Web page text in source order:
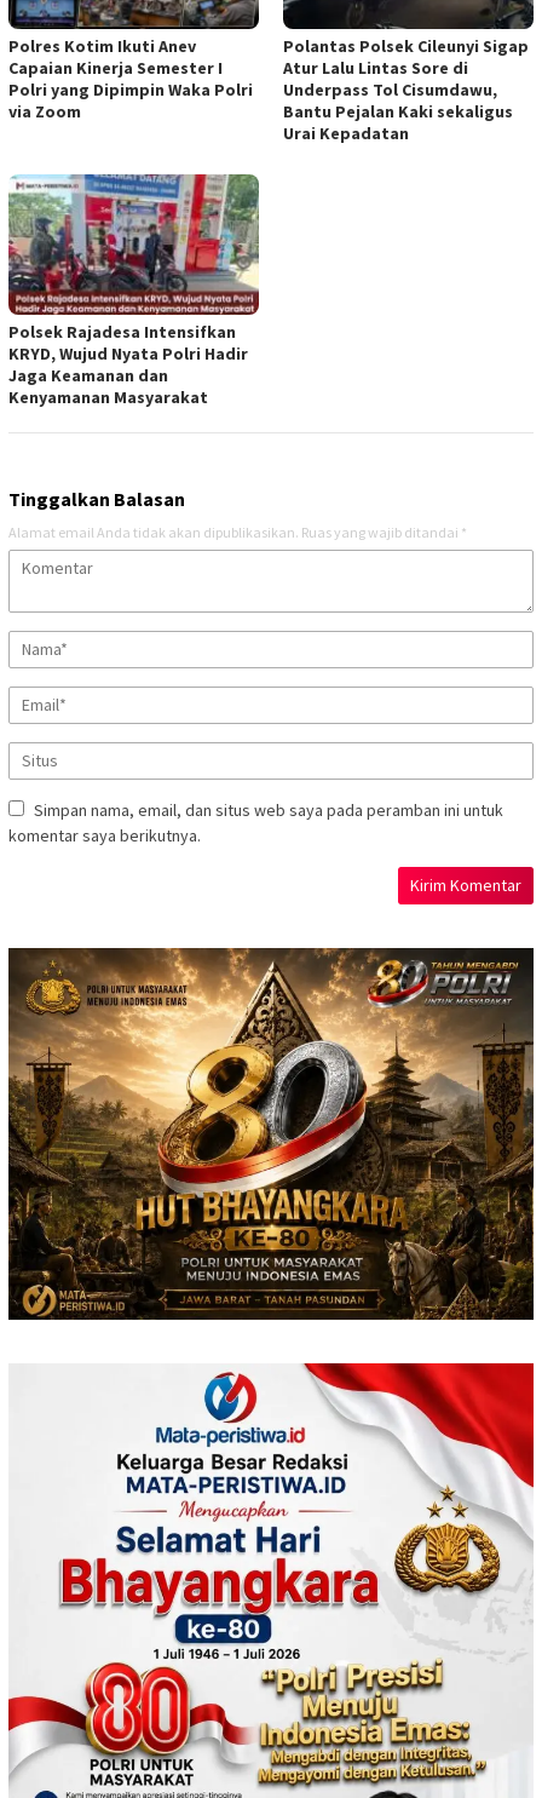
Polres Kotim Ikuti Anev
Capaian Kinerja Semester I
Polri yang Dipimpin Waka Polri
via Zoom
Polantas Polsek Cileunyi Sigap
Atur Lalu Lintas Sore di
Underpass Tol Cisumdawu,
Bantu Pejalan Kaki sekaligus
Urai Kepadatan
Polsek Rajadesa Intensifkan
KRYD, Wujud Nyata Polri Hadir
Jaga Keamanan dan
Kenyamanan Masyarakat
Tinggalkan Balasan
Alamat email Anda tidak akan dipublikasikan. Ruas yang wajib ditandai *
Simpan nama, email, dan situs web saya pada peramban ini untuk
komentar saya berikutnya.